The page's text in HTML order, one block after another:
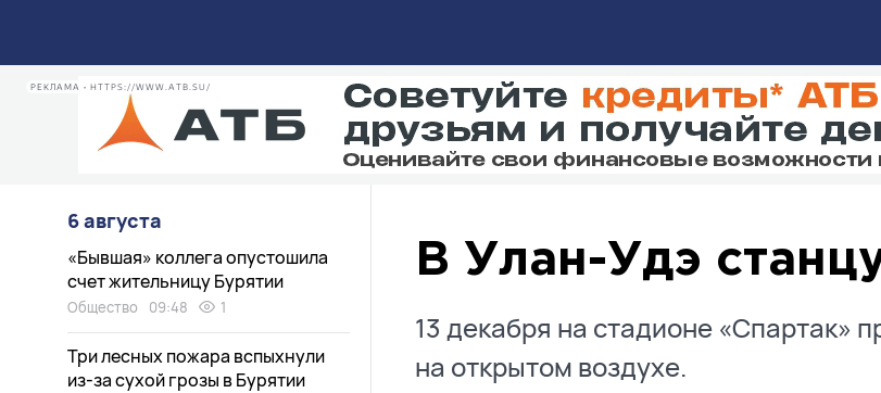
РЕКЛАМА • HTTPS://WWW.ATB.SU/
В Улан-Удэ
13 декабря на стадионе «Спартак»
на открытом воздухе.
6 августа
«Бывшая» коллега опустошила
счет жительницу Бурятии
Общество 09:48 1
Три лесных пожара вспыхнули
из-за сухой грозы в Бурятии